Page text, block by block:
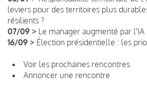
leviers pour des territoires plus
résilients ?
07/09 > Le manager augmenté par l'IA
16/09 > Élection présidentielle : les
Voir les prochaines rencontres
Annoncer une rencontre